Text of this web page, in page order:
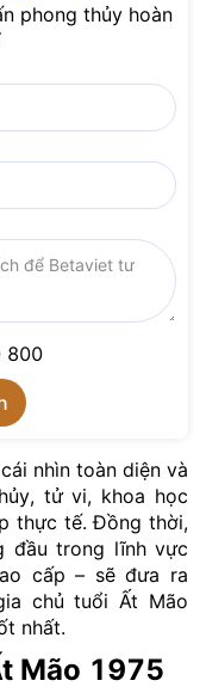
phong thủy hoàn
800
nhìn toàn diện và
tử vi, khoa học
thực tế. Đồng thời,
đầu trong lĩnh vực
cấp – sẽ đưa ra
chủ tuổi Ất Mão
nhất.
Mão 1975